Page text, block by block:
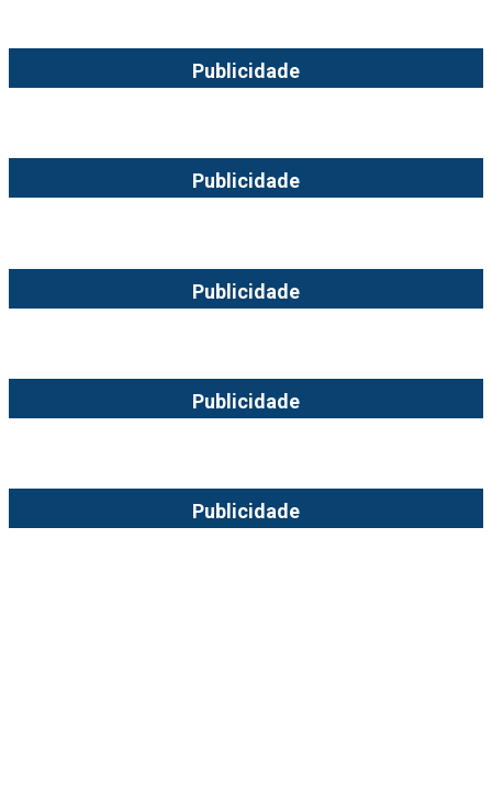
Publicidade
Publicidade
Publicidade
Publicidade
Publicidade